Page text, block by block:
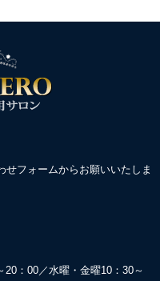
せフォームからお願いいたしま
20：00／水曜・金曜10：30～